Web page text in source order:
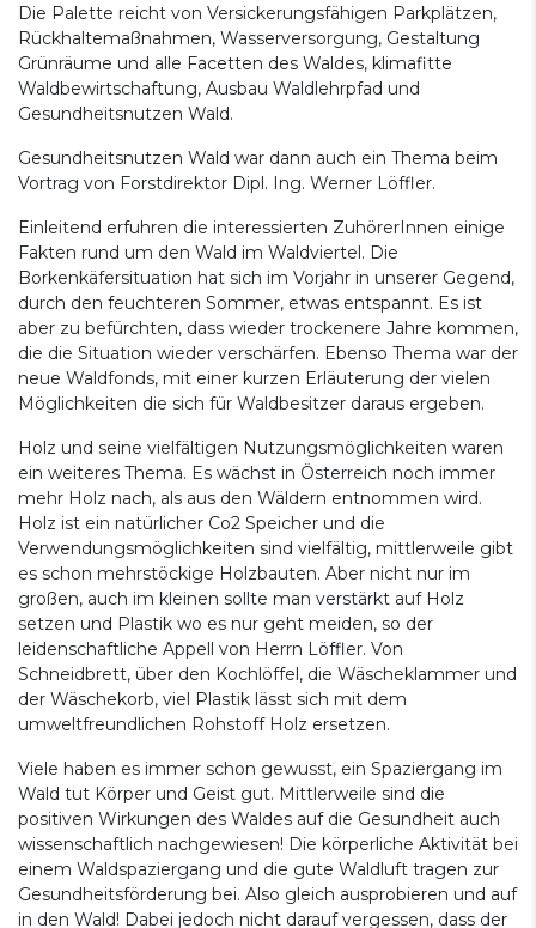
Die Palette reicht von Versickerungsfähigen Parkplätzen,
Rückhaltemaßnahmen, Wasserversorgung, Gestaltung
Grünräume und alle Facetten des Waldes, klimafitte
Waldbewirtschaftung, Ausbau Waldlehrpfad und
Gesundheitsnutzen Wald.
Gesundheitsnutzen Wald war dann auch ein Thema beim
Vortrag von Forstdirektor Dipl. Ing. Werner Löffler.
Einleitend erfuhren die interessierten ZuhörerInnen einige
Fakten rund um den Wald im Waldviertel. Die
Borkenkäfersituation hat sich im Vorjahr in unserer Gegend,
durch den feuchteren Sommer, etwas entspannt. Es ist
aber zu befürchten, dass wieder trockenere Jahre kommen,
die die Situation wieder verschärfen. Ebenso Thema war der
neue Waldfonds, mit einer kurzen Erläuterung der vielen
Möglichkeiten die sich für Waldbesitzer daraus ergeben.
Holz und seine vielfältigen Nutzungsmöglichkeiten waren
ein weiteres Thema. Es wächst in Österreich noch immer
mehr Holz nach, als aus den Wäldern entnommen wird.
Holz ist ein natürlicher Co2 Speicher und die
Verwendungsmöglichkeiten sind vielfältig, mittlerweile gibt
es schon mehrstöckige Holzbauten. Aber nicht nur im
großen, auch im kleinen sollte man verstärkt auf Holz
setzen und Plastik wo es nur geht meiden, so der
leidenschaftliche Appell von Herrn Löffler. Von
Schneidbrett, über den Kochlöffel, die Wäscheklammer und
der Wäschekorb, viel Plastik lässt sich mit dem
umweltfreundlichen Rohstoff Holz ersetzen.
Viele haben es immer schon gewusst, ein Spaziergang im
Wald tut Körper und Geist gut. Mittlerweile sind die
positiven Wirkungen des Waldes auf die Gesundheit auch
wissenschaftlich nachgewiesen! Die körperliche Aktivität bei
einem Waldspaziergang und die gute Waldluft tragen zur
Gesundheitsförderung bei. Also gleich ausprobieren und auf
in den Wald! Dabei jedoch nicht darauf vergessen, dass der